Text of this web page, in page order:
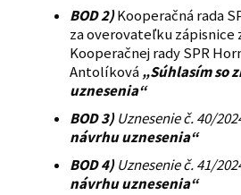
BOD 2) Kooperačná rada
za overovateľku zápisnice
Kooperačnej rady SPR
Antolíková „Súhlasím so
uznesenia“
BOD 3)Uznesenie č. 40/
návrhu uznesenia“
BOD 4)Uznesenie č. 41/
návrhu uznesenia“